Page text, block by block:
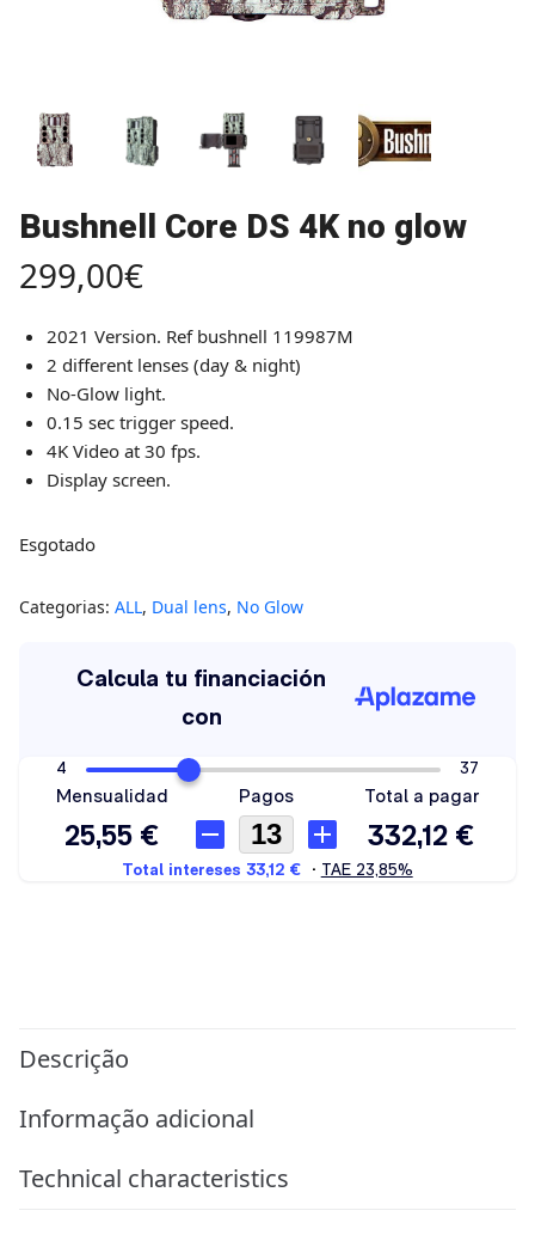
Bushnell Core DS 4K no glow
299,00€
2021 Version. Ref bushnell 119987M
2 different lenses (day & night)
No-Glow light.
0.15 sec trigger speed.
4K Video at 30 fps.
Display screen.
Esgotado
Categorias: ALL, Dual lens, No Glow
Descrição
Informação adicional
Technical characteristics